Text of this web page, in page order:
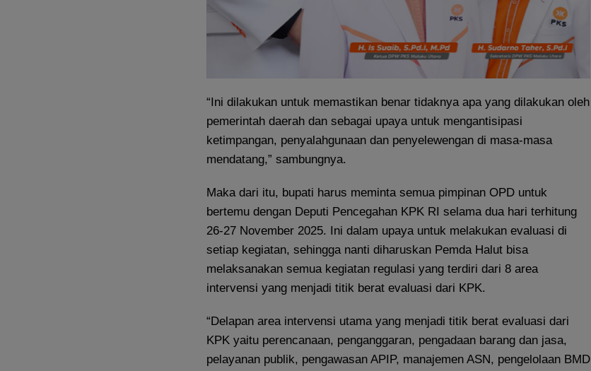
“Ini dilakukan untuk memastikan benar tidaknya apa yang dilakukan oleh
pemerintah daerah dan sebagai upaya untuk mengantisipasi
ketimpangan, penyalahgunaan dan penyelewengan di masa-masa
mendatang,” sambungnya.
Maka dari itu, bupati harus meminta semua pimpinan OPD untuk
bertemu dengan Deputi Pencegahan KPK RI selama dua hari terhitung
26-27 November 2025. Ini dalam upaya untuk melakukan evaluasi di
setiap kegiatan, sehingga nanti diharuskan Pemda Halut bisa
melaksanakan semua kegiatan regulasi yang terdiri dari 8 area
intervensi yang menjadi titik berat evaluasi dari KPK.
“Delapan area intervensi utama yang menjadi titik berat evaluasi dari
KPK yaitu perencanaan, penganggaran, pengadaan barang dan jasa,
pelayanan publik, pengawasan APIP, manajemen ASN, pengelolaan BMD